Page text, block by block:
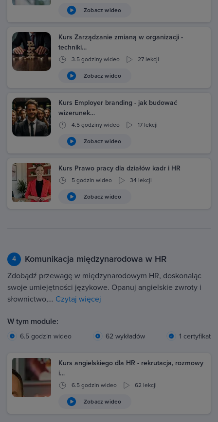
Zobacz wideo
Kurs Zarządzanie zmianą w organizacji -
techniki…
3.5 godziny wideo 27 lekcji
Zobacz wideo
Kurs Employer branding - jak budować
wizerunek…
4.5 godziny wideo 17 lekcji
Zobacz wideo
Kurs Prawo pracy dla działów kadr i HR
5 godzin wideo 34 lekcji
Zobacz wideo
4 Komunikacja międzynarodowa w HR
Zdobądź przewagę w międzynarodowym HR, doskonaląc
swoje umiejętności językowe. Opanuj angielskie zwroty i
słownictwo,… Czytaj więcej
W tym module:
6.5 godzin wideo 62 wykładów 1 certyfikat
Kurs angielskiego dla HR - rekrutacja, rozmowy
i…
6.5 godzin wideo 62 lekcji
Zobacz wideo